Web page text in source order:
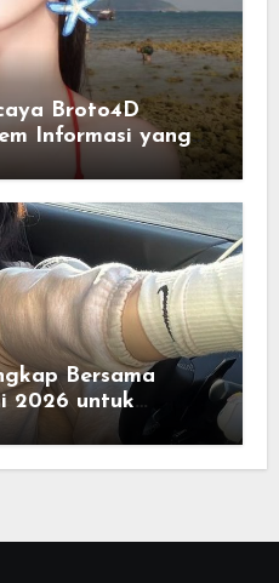
Broto4D
Informasi yang
Bersama
2026 untuk